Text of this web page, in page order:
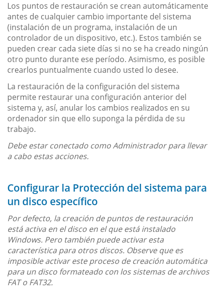
Los puntos de restauración se crean automáticamente
antes de cualquier cambio importante del sistema
(instalación de un programa, instalación de un
controlador de un dispositivo, etc.). Estos también se
pueden crear cada siete días si no se ha creado ningún
otro punto durante ese período. Asimismo, es posible
crearlos puntualmente cuando usted lo desee.
La restauración de la configuración del sistema
permite restaurar una configuración anterior del
sistema y, así, anular los cambios realizados en su
ordenador sin que ello suponga la pérdida de su
trabajo.
Debe estar conectado como Administrador para llevar
a cabo estas acciones.
Configurar la Protección del sistema para
un disco específico
Por defecto, la creación de puntos de restauración
está activa en el disco en el que está instalado
Windows. Pero también puede activar esta
característica para otros discos. Observe que es
imposible activar este proceso de creación automática
para un disco formateado con los sistemas de archivos
FAT o FAT32.